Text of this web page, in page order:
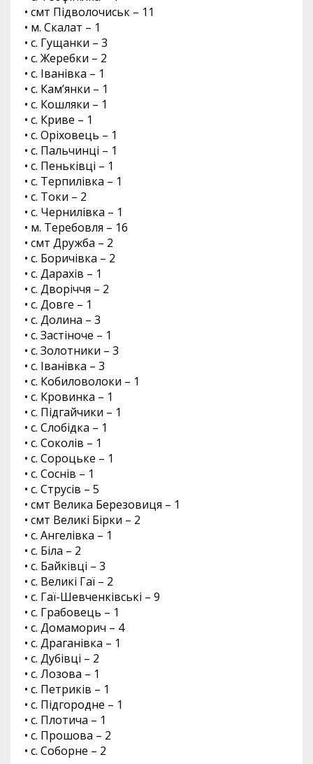
• смт Підволочиськ – 11
• м. Скалат – 1
• с. Гущанки – 3
• с. Жеребки – 2
• с. Іванівка – 1
• с. Кам’янки – 1
• с. Кошляки – 1
• с. Криве – 1
• с. Оріховець – 1
• с. Пальчинці – 1
• с. Пеньківці – 1
• с. Терпилівка – 1
• с. Токи – 2
• с. Чернилівка – 1
• м. Теребовля – 16
• смт Дружба – 2
• с. Боричівка – 2
• с. Дарахів – 1
• с. Дворіччя – 2
• с. Довге – 1
• с. Долина – 3
• с. Застіноче – 1
• с. Золотники – 3
• с. Іванівка – 3
• с. Кобиловолоки – 1
• с. Кровинка – 1
• с. Підгайчики – 1
• с. Слобідка – 1
• с. Соколів – 1
• с. Сороцьке – 1
• с. Соснів – 1
• с. Струсів – 5
• смт Велика Березовиця – 1
• смт Великі Бірки – 2
• с. Ангелівка – 1
• с. Біла – 2
• с. Байківці – 3
• с. Великі Гаї – 2
• с. Гаї-Шевченківські – 9
• с. Грабовець – 1
• с. Домаморич – 4
• с. Драганівка – 1
• с. Дубівці – 2
• с. Лозова – 1
• с. Петриків – 1
• с. Підгородне – 1
• с. Плотича – 1
• с. Прошова – 2
• с. Соборне – 2